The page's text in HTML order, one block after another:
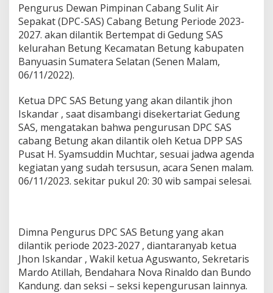
u
n
g
M
a
k
d
a
r
i
S
u
m
b
M
a
l
a
m
Pengurus Dewan Pimpinan Cabang Sulit Air
Sepakat (DPC-SAS) Cabang Betung Periode 2023-
2027. akan dilantik Bertempat di Gedung SAS
kelurahan Betung Kecamatan Betung kabupaten
Banyuasin Sumatera Selatan (Senen Malam,
06/11/2022).
Ketua DPC SAS Betung yang akan dilantik jhon
Iskandar , saat disambangi disekertariat Gedung
SAS, mengatakan bahwa pengurusan DPC SAS
cabang Betung akan dilantik oleh Ketua DPP SAS
Pusat H. Syamsuddin Muchtar, sesuai jadwa agenda
kegiatan yang sudah tersusun, acara Senen malam.
06/11/2023. sekitar pukul 20: 30 wib sampai selesai.
Dimna Pengurus DPC SAS Betung yang akan
dilantik periode 2023-2027 , diantaranyab ketua
Jhon Iskandar , Wakil ketua Aguswanto, Sekretaris
Mardo Atillah, Bendahara Nova Rinaldo dan Bundo
Kandung. dan seksi – seksi kepengurusan lainnya.